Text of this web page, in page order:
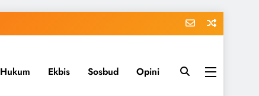
Hukum Ekbis Sosbud Opini